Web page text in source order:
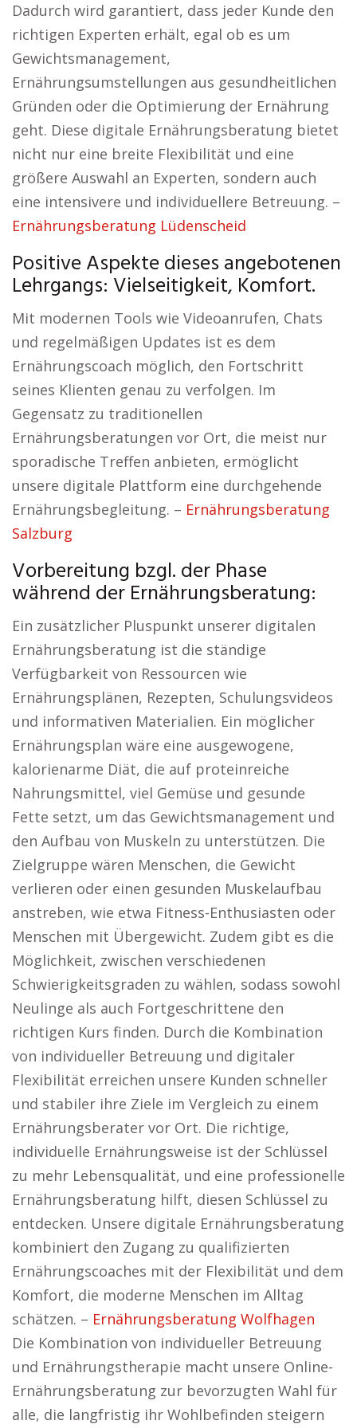
Dadurch wird garantiert, dass jeder Kunde den
richtigen Experten erhält, egal ob es um
Gewichtsmanagement,
Ernährungsumstellungen aus gesundheitlichen
Gründen oder die Optimierung der Ernährung
geht. Diese digitale Ernährungsberatung bietet
nicht nur eine breite Flexibilität und eine
größere Auswahl an Experten, sondern auch
eine intensivere und individuellere Betreuung. –
Ernährungsberatung Lüdenscheid
Positive Aspekte dieses angebotenen
Lehrgangs: Vielseitigkeit, Komfort.
Mit modernen Tools wie Videoanrufen, Chats
und regelmäßigen Updates ist es dem
Ernährungscoach möglich, den Fortschritt
seines Klienten genau zu verfolgen. Im
Gegensatz zu traditionellen
Ernährungsberatungen vor Ort, die meist nur
sporadische Treffen anbieten, ermöglicht
unsere digitale Plattform eine durchgehende
Ernährungsbegleitung. – Ernährungsberatung
Salzburg
Vorbereitung bzgl. der Phase
während der Ernährungsberatung:
Ein zusätzlicher Pluspunkt unserer digitalen
Ernährungsberatung ist die ständige
Verfügbarkeit von Ressourcen wie
Ernährungsplänen, Rezepten, Schulungsvideos
und informativen Materialien. Ein möglicher
Ernährungsplan wäre eine ausgewogene,
kalorienarme Diät, die auf proteinreiche
Nahrungsmittel, viel Gemüse und gesunde
Fette setzt, um das Gewichtsmanagement und
den Aufbau von Muskeln zu unterstützen. Die
Zielgruppe wären Menschen, die Gewicht
verlieren oder einen gesunden Muskelaufbau
anstreben, wie etwa Fitness-Enthusiasten oder
Menschen mit Übergewicht. Zudem gibt es die
Möglichkeit, zwischen verschiedenen
Schwierigkeitsgraden zu wählen, sodass sowohl
Neulinge als auch Fortgeschrittene den
richtigen Kurs finden. Durch die Kombination
von individueller Betreuung und digitaler
Flexibilität erreichen unsere Kunden schneller
und stabiler ihre Ziele im Vergleich zu einem
Ernährungsberater vor Ort. Die richtige,
individuelle Ernährungsweise ist der Schlüssel
zu mehr Lebensqualität, und eine professionelle
Ernährungsberatung hilft, diesen Schlüssel zu
entdecken. Unsere digitale Ernährungsberatung
kombiniert den Zugang zu qualifizierten
Ernährungscoaches mit der Flexibilität und dem
Komfort, die moderne Menschen im Alltag
schätzen. – Ernährungsberatung Wolfhagen
Die Kombination von individueller Betreuung
und Ernährungstherapie macht unsere Online-
Ernährungsberatung zur bevorzugten Wahl für
alle, die langfristig ihr Wohlbefinden steigern